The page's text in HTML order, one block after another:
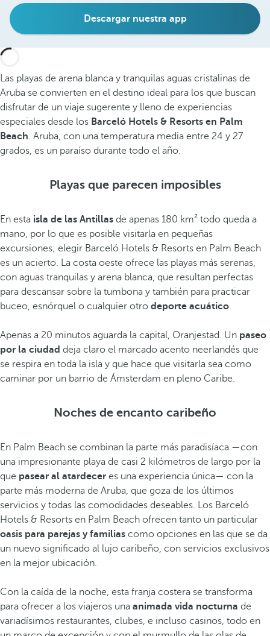
Descargar nuestra app
Las playas de arena blanca y tranquilas aguas cristalinas de
Aruba se convierten en el destino ideal para los que buscan
disfrutar de un viaje sugerente y lleno de experiencias
especiales desde los Barceló Hotels & Resorts en Palm
Beach. Aruba, con una temperatura media entre 24 y 27
grados, es un paraíso durante todo el año.
Playas que parecen imposibles
En esta isla de las Antillas de apenas 180 km² todo queda a
mano, por lo que es posible visitarla en pequeñas
excursiones; elegir Barceló Hotels & Resorts en Palm Beach
es un acierto. La costa oeste ofrece las playas más serenas,
con aguas tranquilas y arena blanca, que resultan perfectas
para descansar sobre la tumbona y también para practicar
buceo, esnórquel o cualquier otro deporte acuático.
Apenas a 20 minutos aguarda la capital, Oranjestad. Un paseo
por la ciudad deja claro el marcado acento neerlandés que
se respira en toda la isla y que hace que visitarla sea como
caminar por un barrio de Ámsterdam en pleno Caribe.
Noches de encanto caribeño
En Palm Beach se combinan la parte más paradisíaca —con
una impresionante playa de casi 2 kilómetros de largo por la
que pasear al atardecer es una experiencia única— con la
parte más moderna de Aruba, que goza de los últimos
servicios y todas las comodidades deseables. Los Barceló
Hotels & Resorts en Palm Beach ofrecen tanto un particular
oasis para parejas y familias como opciones en las que se da
un nuevo significado al lujo caribeño, con servicios exclusivos
en la mejor ubicación.
Con la caída de la noche, esta franja costera se transforma
para ofrecer a los viajeros una animada vida nocturna de
variadísimos restaurantes, clubes, e incluso casinos, todo en